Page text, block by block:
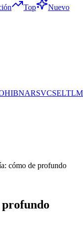
Top Nuevo
HIBNARSVCSELTL
cómo de profundo
profundo